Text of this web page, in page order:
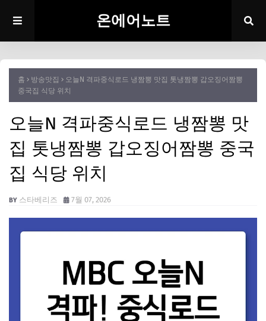
온에어노트
홈 방송맛집
오늘N 격파중식로드 냉짬뽕 맛집 톳냉짬뽕 갑오징어짬뽕
중국집 식당 위치
오늘N 격파중식로드 냉짬뽕 맛
집 톳냉짬뽕 갑오징어짬뽕 중국
집 식당 위치
스타베리즈 7월 07, 2026